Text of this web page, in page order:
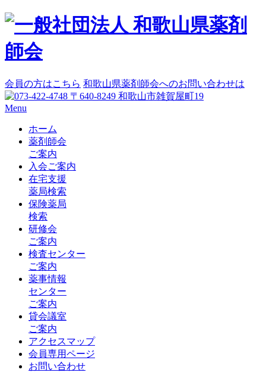
会員の方はこちら 和歌山県薬剤師会へのお問い合わせは
Menu
ホーム
薬剤師会
ご案内
入会ご案内
在宅支援
薬局検索
保険薬局
検索
研修会
ご案内
検査センター
ご案内
薬事情報
センター
ご案内
貸会議室
ご案内
アクセスマップ
会員専用ページ
お問い合わせ